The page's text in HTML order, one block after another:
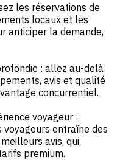
les réservations de
locaux et les
anticiper la demande,
: allez au-delà
avis et qualité
concurrentiel.
voyageur :
entraîne des
avis, qui
premium.